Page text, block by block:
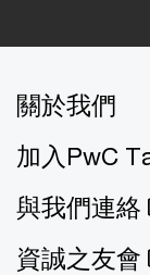
關於我們
加入PwC
與我們連絡
資誠之友會